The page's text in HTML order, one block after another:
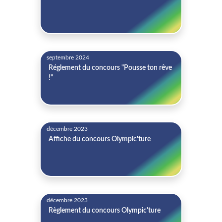
septembre 2024
Réglement du concours "Pousse ton rêve
!"
décembre 2023
Affiche du concours Olympic'ture
décembre 2023
Règlement du concours Olympic'ture